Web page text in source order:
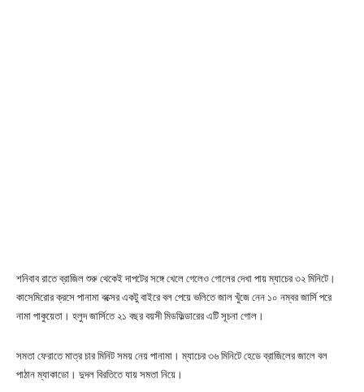
শনিবাব রাতে ব্রাজিল শুরু থেকেই দাপটের সঙ্গে খেলে গেলেও গোলের দেখা পায় ম্যাচের ৩২ মিনিটে।
কাসেমিরোর ক্রসে পানামা বক্সের একটু বাইরে বল পেয়ে ভলিতে জাল খুঁজে নেন ১০ নম্বর জার্সি পরে
নামা পাকুয়েতা। হলুদ জার্সিতে ২১ বছর বয়সী মিডফিল্ডারের এটি সূচনা গোল।
সমতা ফেরাতে মাত্র চার মিনিট সময় নেয় পানামা। ম্যাচের ৩৬ মিনিটে হেডে ব্রাজিলের জালে বল
পাঠান ম্যাকাডো। দুদল বিরতিতে যায় সমতা নিয়ে।